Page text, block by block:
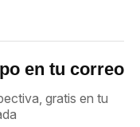
en tu correo
gratis en tu